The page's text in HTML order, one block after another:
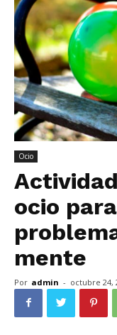
Ocio
ocio
mente
Por admin - octubre 24,